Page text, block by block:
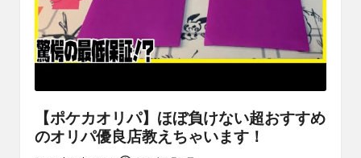
【ポケカオリパ】ほぼ負けない超おすすめ
のオリパ優良店教えちゃいます！